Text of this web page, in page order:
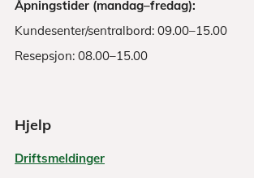
Åpningstider (mandag–fredag):
Kundesenter/sentralbord: 09.00–15.00
Resepsjon: 08.00–15.00
Hjelp
Driftsmeldinger